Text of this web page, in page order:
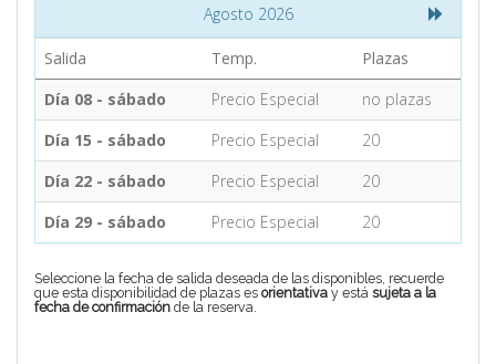
COMPRAR
CONTACTO
MÁS
Agosto 2026
Salida Temp.
Plazas
Día 08 - sábado
Precio Especial
no plazas
Día 15 - sábado
Precio Especial
20
Día 22 - sábado
Precio Especial
20
Día 29 - sábado
Precio Especial 20
Seleccione la fecha de salida deseada de las disponibles, recuerde
que esta disponibilidad de plazas es orientativa y está sujeta a la
fecha de confirmación de la reserva.